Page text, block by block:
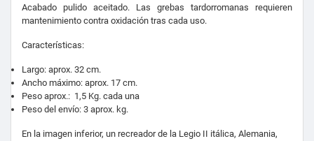
Acabado pulido aceitado. Las grebas tardorromanas requieren
mantenimiento contra oxidación tras cada uso.
Características:
Largo: aprox. 32 cm.
Ancho máximo: aprox. 17 cm.
Peso aprox.: 1,5 Kg. cada una
Peso del envío: 3 aprox. kg.
En la imagen inferior, un recreador de la Legio II itálica, Alemania,